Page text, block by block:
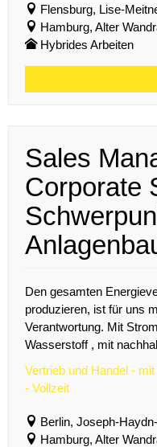
Flensburg, Lise-
Hamburg, Alter
Hybrides Arbeiten
Sales
Corporate
Den gesamten
produzieren, ist für uns
Verantwortung. Mit
Wasserstoff , mit
Vertrieb und Handel -
- Vollzeit
Berlin, Joseph-
Hamburg, Alter